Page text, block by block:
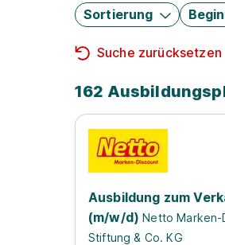
Sortierung
Suche zurücksetzen
162
Ausbildung zum
(m/w/d) Netto Marken-
Stiftung & Co. KG